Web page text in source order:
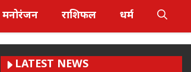
मनोरंजन राशिफल धर्म
LATEST NEWS